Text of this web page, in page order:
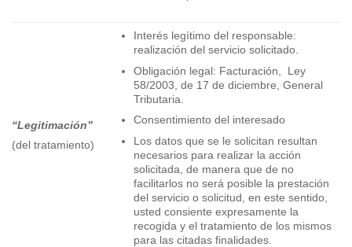
“Legitimación”
(del tratamiento)
Interés legítimo del responsable:
realización del servicio solicitado.
Obligación legal: Facturación, Ley
58/2003, de 17 de diciembre, General
Tributaria.
Consentimiento del interesado
Los datos que se le solicitan resultan
necesarios para realizar la acción
solicitada, de manera que de no
facilitarlos no será posible la prestación
del servicio o solicitud, en este sentido,
usted consiente expresamente la
recogida y el tratamiento de los mismos
para las citadas finalidades.